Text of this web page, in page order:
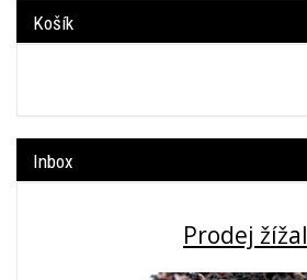
Košík
Inbox
Prodej žížal